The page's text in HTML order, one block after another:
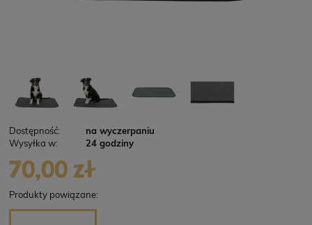
Dostępność:
na wyczerpaniu
Wysyłka w:
24 godziny
70,00 zł
Produkty powiązane: